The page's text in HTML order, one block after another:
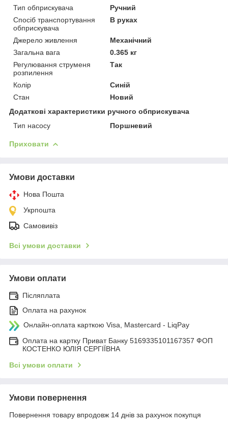
Тип обприскувача
Ручний
Спосіб транспортування
обприскувача
В руках
Джерело живлення
Механічний
Загальна вага
0.365 кг
Регулювання струменя
розпилення
Так
Колір
Синій
Стан
Новий
Додаткові характеристики ручного обприскувача
Тип насосу
Поршневий
Приховати
Умови доставки
Нова Пошта
Укрпошта
Самовивіз
Всі умови доставки
Умови оплати
Післяплата
Оплата на рахунок
Онлайн-оплата карткою Visa, Mastercard - LiqPay
Оплата на картку Приват Банку 5169335101167357 ФОП
КОСТЕНКО ЮЛІЯ СЕРГІЇВНА
Всі умови оплати
Умови повернення
Повернення товару впродовж 14 днів за рахунок покупця